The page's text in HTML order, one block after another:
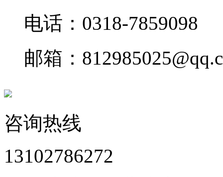
电话：0318-7859098
邮箱：
咨询热线
13102786272